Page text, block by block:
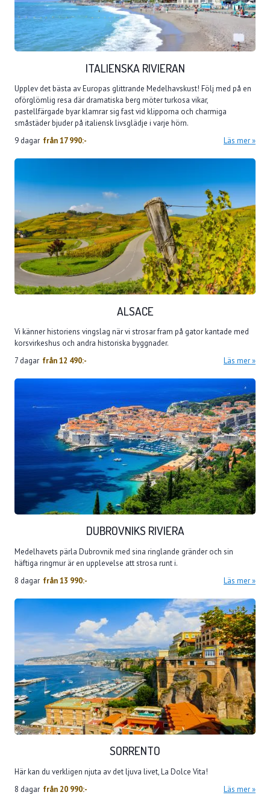
ITALIENSKA RIVIERAN
Upplev det bästa av Europas glittrande Medelhavskust! Följ med på en
oförglömlig resa där dramatiska berg möter turkosa vikar,
pastellfärgade byar klamrar sig fast vid klipporna och charmiga
småstäder bjuder på italiensk livsglädje i varje hörn.
9 dagar från17 990:- Läs mer
ALSACE
Vi känner historiens vingslag när vi strosar fram på gator kantade med
korsvirkeshus och andra historiska byggnader.
7 dagar från12 490:- Läs mer
DUBROVNIKS RIVIERA
Medelhavets pärla Dubrovnik med sina ringlande gränder och sin
häftiga ringmur är en upplevelse att strosa runt i.
8 dagar från13 990:- Läs mer
SORRENTO
Här kan du verkligen njuta av det ljuva livet, La Dolce Vita!
8 dagar från 20 990:- Läs mer